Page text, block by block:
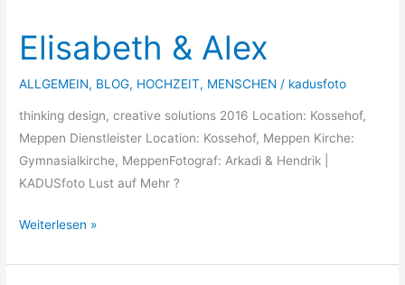
Elisabeth & Alex
ALLGEMEIN, BLOG, HOCHZEIT, MENSCHEN / kadusfoto
thinking design, creative solutions 2016 Location: Kossehof,
Meppen Dienstleister Location: Kossehof, Meppen Kirche:
Gymnasialkirche, MeppenFotograf: Arkadi & Hendrik |
KADUSfoto Lust auf Mehr ?
Alex
Weiterlesen »